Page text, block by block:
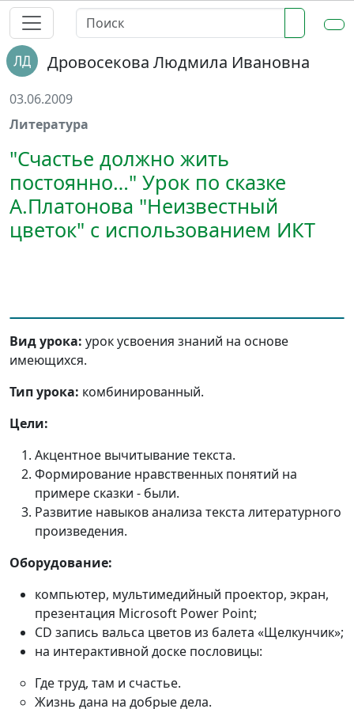
Дровосекова Людмила Ивановна
03.06.2009
Литература
"Счастье должно жить
постоянно…" Урок по сказке
А.Платонова "Неизвестный
цветок" с использованием ИКТ
Вид урока: урок усвоения знаний на основе
имеющихся.
Тип урока: комбинированный.
Цели:
Акцентное вычитывание текста.
Формирование нравственных понятий на
примере сказки - были.
Развитие навыков анализа текста литературного
произведения.
Оборудование:
компьютер, мультимедийный проектор, экран,
презентация Microsoft Power Point;
CD запись вальса цветов из балета «Щелкунчик»;
на интерактивной доске пословицы:
Где труд, там и счастье.
Жизнь дана на добрые дела.